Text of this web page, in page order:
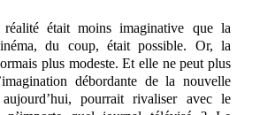
était moins imaginative que la
du coup, était possible. Or, la
plus modeste. Et elle ne peut plus
débordante de la nouvelle
pourrait rivaliser avec le